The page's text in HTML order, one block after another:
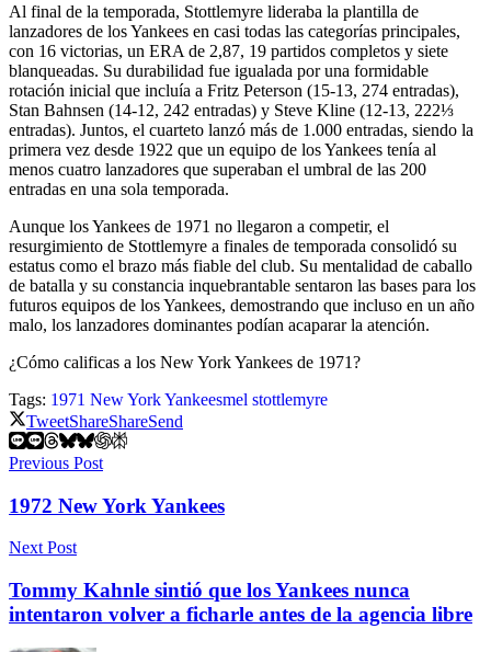
Al final de la temporada, Stottlemyre lideraba la plantilla de
lanzadores de los Yankees en casi todas las categorías principales,
con 16 victorias, un ERA de 2,87, 19 partidos completos y siete
blanqueadas. Su durabilidad fue igualada por una formidable
rotación inicial que incluía a Fritz Peterson (15-13, 274 entradas),
Stan Bahnsen (14-12, 242 entradas) y Steve Kline (12-13, 222⅓
entradas). Juntos, el cuarteto lanzó más de 1.000 entradas, siendo la
primera vez desde 1922 que un equipo de los Yankees tenía al
menos cuatro lanzadores que superaban el umbral de las 200
entradas en una sola temporada.
Aunque los Yankees de 1971 no llegaron a competir, el
resurgimiento de Stottlemyre a finales de temporada consolidó su
estatus como el brazo más fiable del club. Su mentalidad de caballo
de batalla y su constancia inquebrantable sentaron las bases para los
futuros equipos de los Yankees, demostrando que incluso en un año
malo, los lanzadores dominantes podían acaparar la atención.
¿Cómo calificas a los New York Yankees de 1971?
Tags: 1971 New York Yankeesmel stottlemyre
TweetShareShareSend
Previous Post
1972 New York Yankees
Next Post
Tommy Kahnle sintió que los Yankees nunca
intentaron volver a ficharle antes de la agencia libre